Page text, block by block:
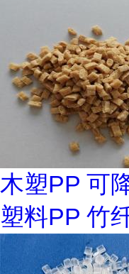
木塑PP 可
塑料PP 竹